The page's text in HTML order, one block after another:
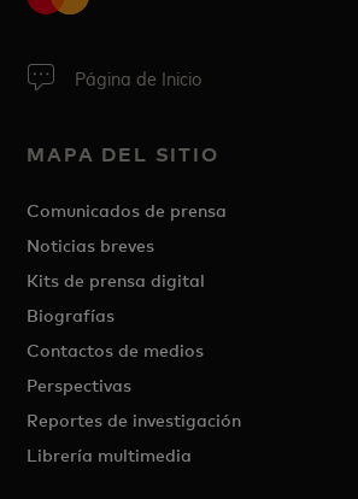
Página de Inicio
MAPA DEL SITIO
Comunicados de prensa
Noticias breves
Kits de prensa digital
Biografías
Contactos de medios
Perspectivas
Reportes de investigación
Librería multimedia